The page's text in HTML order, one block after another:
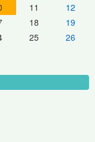
11
12
18
19
25
26